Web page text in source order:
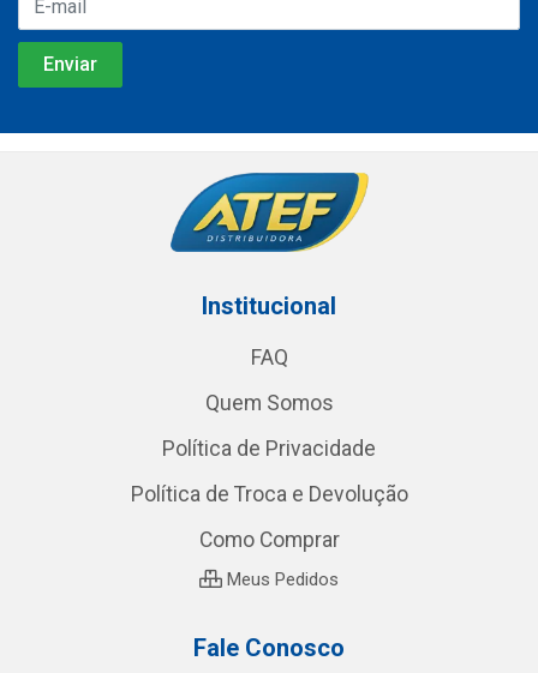
Institucional
FAQ
Quem Somos
Política de Privacidade
Política de Troca e Devolução
Como Comprar
Meus Pedidos
Fale Conosco